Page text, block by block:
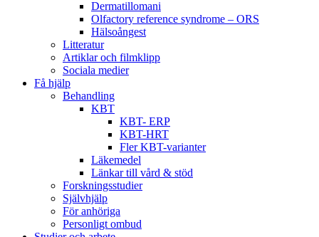
Dermatillomani
Olfactory reference syndrome – ORS
Hälsoångest
Litteratur
Artiklar och filmklipp
Sociala medier
Få hjälp
Behandling
KBT
KBT- ERP
KBT-HRT
Fler KBT-varianter
Läkemedel
Länkar till vård & stöd
Forskningsstudier
Självhjälp
För anhöriga
Personligt ombud